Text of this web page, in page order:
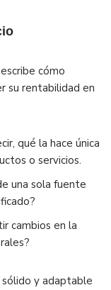
cómo
su rentabilidad en
qué la hace única
o servicios.
una sola fuente
cambios en la
y adaptable